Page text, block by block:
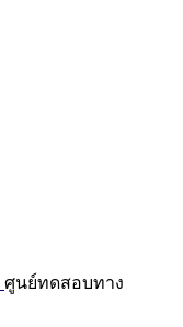
ศูนย์ทดสอบทาง